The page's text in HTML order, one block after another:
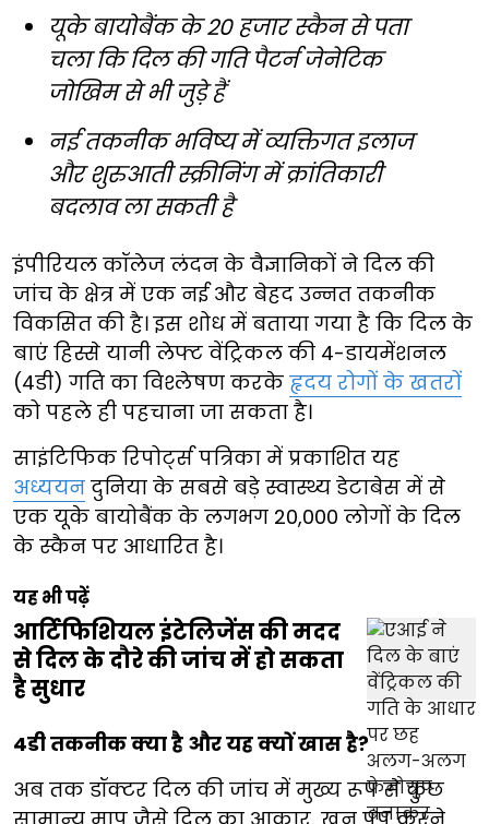
यूके बायोबैंक के 20 हजार स्कैन से पता
चला कि दिल की गति पैटर्न जेनेटिक
जोखिम से भी जुड़े हैं
नई तकनीक भविष्य में व्यक्तिगत इलाज
और शुरुआती स्क्रीनिंग में क्रांतिकारी
बदलाव ला सकती है
इंपीरियल कॉलेज लंदन के वैज्ञानिकों ने दिल की
जांच के क्षेत्र में एक नई और बेहद उन्नत तकनीक
विकसित की है। इस शोध में बताया गया है कि दिल के
बाएं हिस्से यानी लेफ्ट वेंट्रिकल की 4-डायमेंशनल
(4डी) गति का विश्लेषण करके हृदय रोगों के खतरों
को पहले ही पहचाना जा सकता है।
साइंटिफिक रिपोर्ट्स पत्रिका में प्रकाशित यह
अध्ययन दुनिया के सबसे बड़े स्वास्थ्य डेटाबेस में से
एक यूके बायोबैंक के लगभग 20,000 लोगों के दिल
के स्कैन पर आधारित है।
यह भी पढ़ें
आर्टिफिशियल इंटेलिजेंस की मदद
से दिल के दौरे की जांच में हो सकता
है सुधार
4डी तकनीक क्या है और यह क्यों खास है?
अब तक डॉक्टर दिल की जांच में मुख्य रूप से कुछ
सामान्य माप जैसे दिल का आकार, खून पंप करने